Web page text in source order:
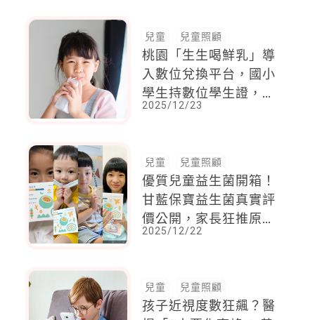
兒童 兒童照顧
桃園「生生喝鮮乳」導
入數位兌換平台，國小
學生持數位學生證，學
齡前幼兒用「兒童鮮乳
2025/12/23
兒童 兒童照顧
優質兒童益生菌開箱！
甘藍保寶益生菌真實評
價公開，家長狂推原因
在這！
2025/12/22
兒童 兒童照顧
孩子近視度數狂飆？醫